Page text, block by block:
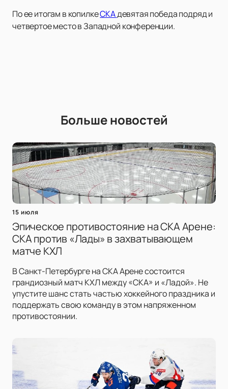
По ее итогам в копилкеСКАдевятая победа подряд и
четвертое место в Западной конференции.
Больше новостей
15 июля
Эпическое противостояние на СКА Арене:
СКА против «Лады» в захватывающем
матче КХЛ
В Санкт-Петербурге на СКА Арене состоится
грандиозный матч КХЛ между «СКА» и «Ладой». Не
упустите шанс стать частью хоккейного праздника и
поддержать свою команду в этом напряженном
противостоянии.